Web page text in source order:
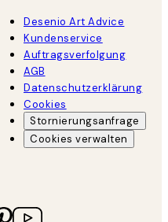
Desenio Art Advice
Kundenservice
Auftragsverfolgung
AGB
Datenschutzerklärung
Cookies
Stornierungsanfrage
Cookies verwalten